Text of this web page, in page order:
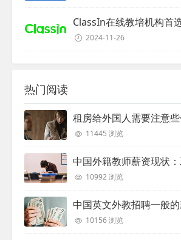
2024-11-26
热门阅读
租房给外国人需要注意些
11445 浏览
10992 浏览
中国英文外教招聘一般
10156 浏览